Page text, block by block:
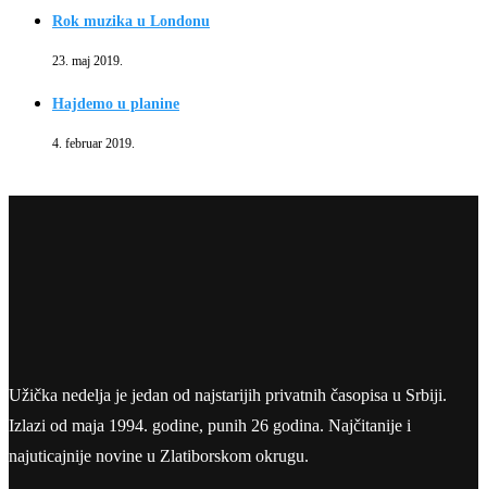
Rok muzika u Londonu
23. maj 2019.
Hajdemo u planine
4. februar 2019.
Užička nedelja je jedan od najstarijih privatnih časopisa u Srbiji.
Izlazi od maja 1994. godine, punih 26 godina. Najčitanije i
najuticajnije novine u Zlatiborskom okrugu.